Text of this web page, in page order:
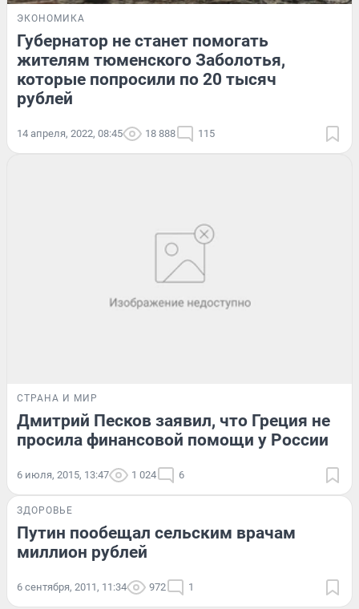
ЭКОНОМИКА
Губернатор не станет помогать
жителям тюменского Заболотья,
которые попросили по 20 тысяч
рублей
14 апреля, 2022, 08:45 18 888 115
СТРАНА И МИР
Дмитрий Песков заявил, что Греция не
просила финансовой помощи у России
6 июля, 2015, 13:47 1 024 6
ЗДОРОВЬЕ
Путин пообещал сельским врачам
миллион рублей
6 сентября, 2011, 11:34 972 1